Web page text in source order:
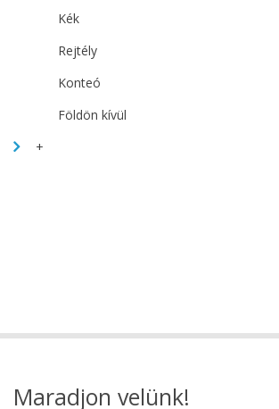
Kék
Rejtély
Konteó
Földön kívül
+
Maradjon velünk!